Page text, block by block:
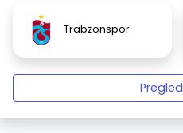
Trabzonspor